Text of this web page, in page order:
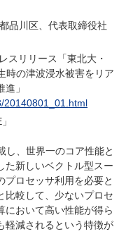
品川区、代表取締役社
スリリース「東北大・
時の津波浸水被害をリア
」
20140801_01.html
し、世界一のコア性能と
た新しいベクトル型スー
プロセッサ利用を必要と
比較して、少ないプロセ
において高い性能が得ら
軽減されるという特徴が